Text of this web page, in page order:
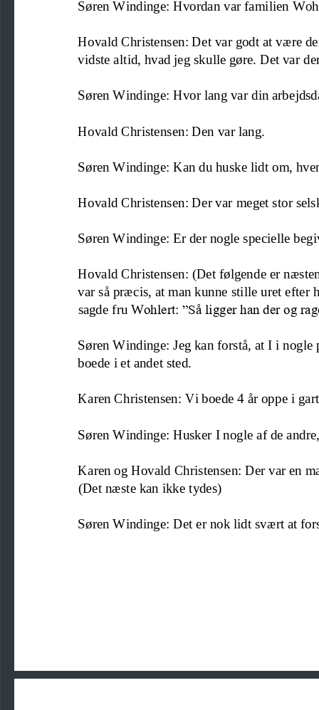
Søren Windinge: Hvordan var familien
Hovald Christensen: Det var godt at være
vidste altid, hvad jeg skulle gøre. Det var
Søren Windinge: Hvor lang var din
Hovald Christensen: Den var lang.
Søren Windinge: Kan du huske lidt om,
Hovald Christensen: Der var meget stor
Søren Windinge: Er der nogle specielle
Hovald Christensen: (Det følgende er
var så præcis, at man kunne stille uret efter
sagde fru Wohlert: ”Så ligger han der og
Søren Windinge: Jeg kan forstå, at I i nogle
boede i et andet sted.
Karen Christensen: Vi boede 4 år oppe i
Søren Windinge: Husker I nogle af de
Karen og Hovald Christensen: Der var en
(Det næste kan ikke tydes)
Søren Windinge: Det er nok lidt svært at